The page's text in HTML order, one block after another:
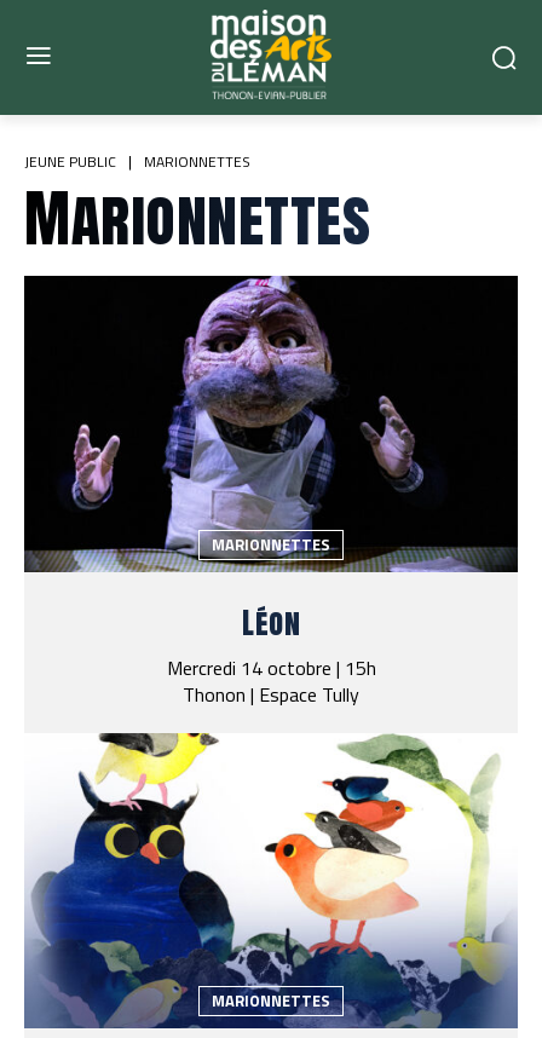
JEUNE PUBLIC MARIONNETTES
Marionnettes
MARIONNETTES
Léon
Mercredi 14 octobre | 15h
Thonon | Espace Tully
MARIONNETTES